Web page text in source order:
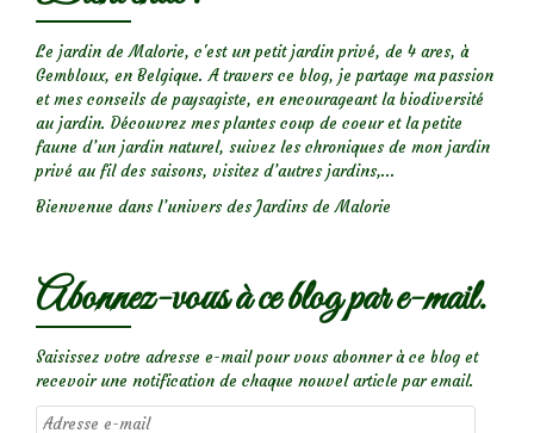
sud
Le jardin de Malorie, c'est un petit jardin privé, de 4 ares, à
Gembloux, en Belgique. A travers ce blog, je partage ma passion
et mes conseils de paysagiste, en encourageant la biodiversité
au jardin. Découvrez mes plantes coup de coeur et la petite
faune d’un jardin naturel, suivez les chroniques de mon jardin
privé au fil des saisons, visitez d’autres jardins,...
Bienvenue dans l’univers des Jardins de Malorie
Abonnez-vous à ce blog par e-mail.
Saisissez votre adresse e-mail pour vous abonner à ce blog et
recevoir une notification de chaque nouvel article par email.
Adresse